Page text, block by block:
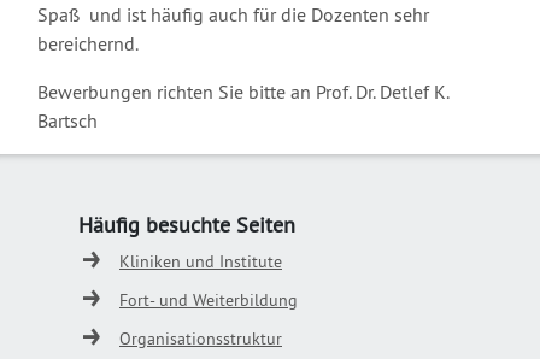
Spaß und ist häufig auch für die Dozenten sehr
bereichernd.
Bewerbungen richten Sie bitte an Prof. Dr. Detlef K.
Bartsch
Häufig besuchte Seiten
Kliniken und Institute
Fort- und Weiterbildung
Organisationsstruktur